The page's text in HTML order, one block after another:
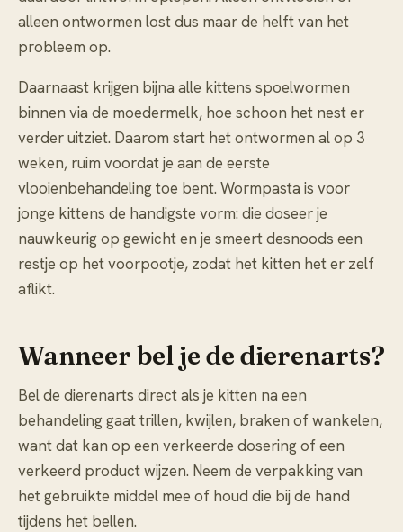
alleen ontwormen lost dus maar de helft van het
probleem op.
Daarnaast krijgen bijna alle kittens spoelwormen
binnen via de moedermelk, hoe schoon het nest er
verder uitziet. Daarom start het ontwormen al op 3
weken, ruim voordat je aan de eerste
vlooienbehandeling toe bent. Wormpasta is voor
jonge kittens de handigste vorm: die doseer je
nauwkeurig op gewicht en je smeert desnoods een
restje op het voorpootje, zodat het kitten het er zelf
aflikt.
Wanneer bel je de dierenarts?
Bel de dierenarts direct als je kitten na een
behandeling gaat trillen, kwijlen, braken of wankelen,
want dat kan op een verkeerde dosering of een
verkeerd product wijzen. Neem de verpakking van
het gebruikte middel mee of houd die bij de hand
tijdens het bellen.